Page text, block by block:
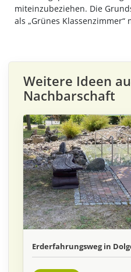
miteinzubeziehen. Die
als „Grünes Klassenzimmer“
Weitere Ideen
Nachbarschaft
Erderfahrungsweg in